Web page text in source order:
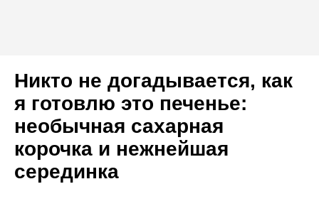
Никто не догадывается, как
я готовлю это печенье:
необычная сахарная
корочка и нежнейшая
серединка